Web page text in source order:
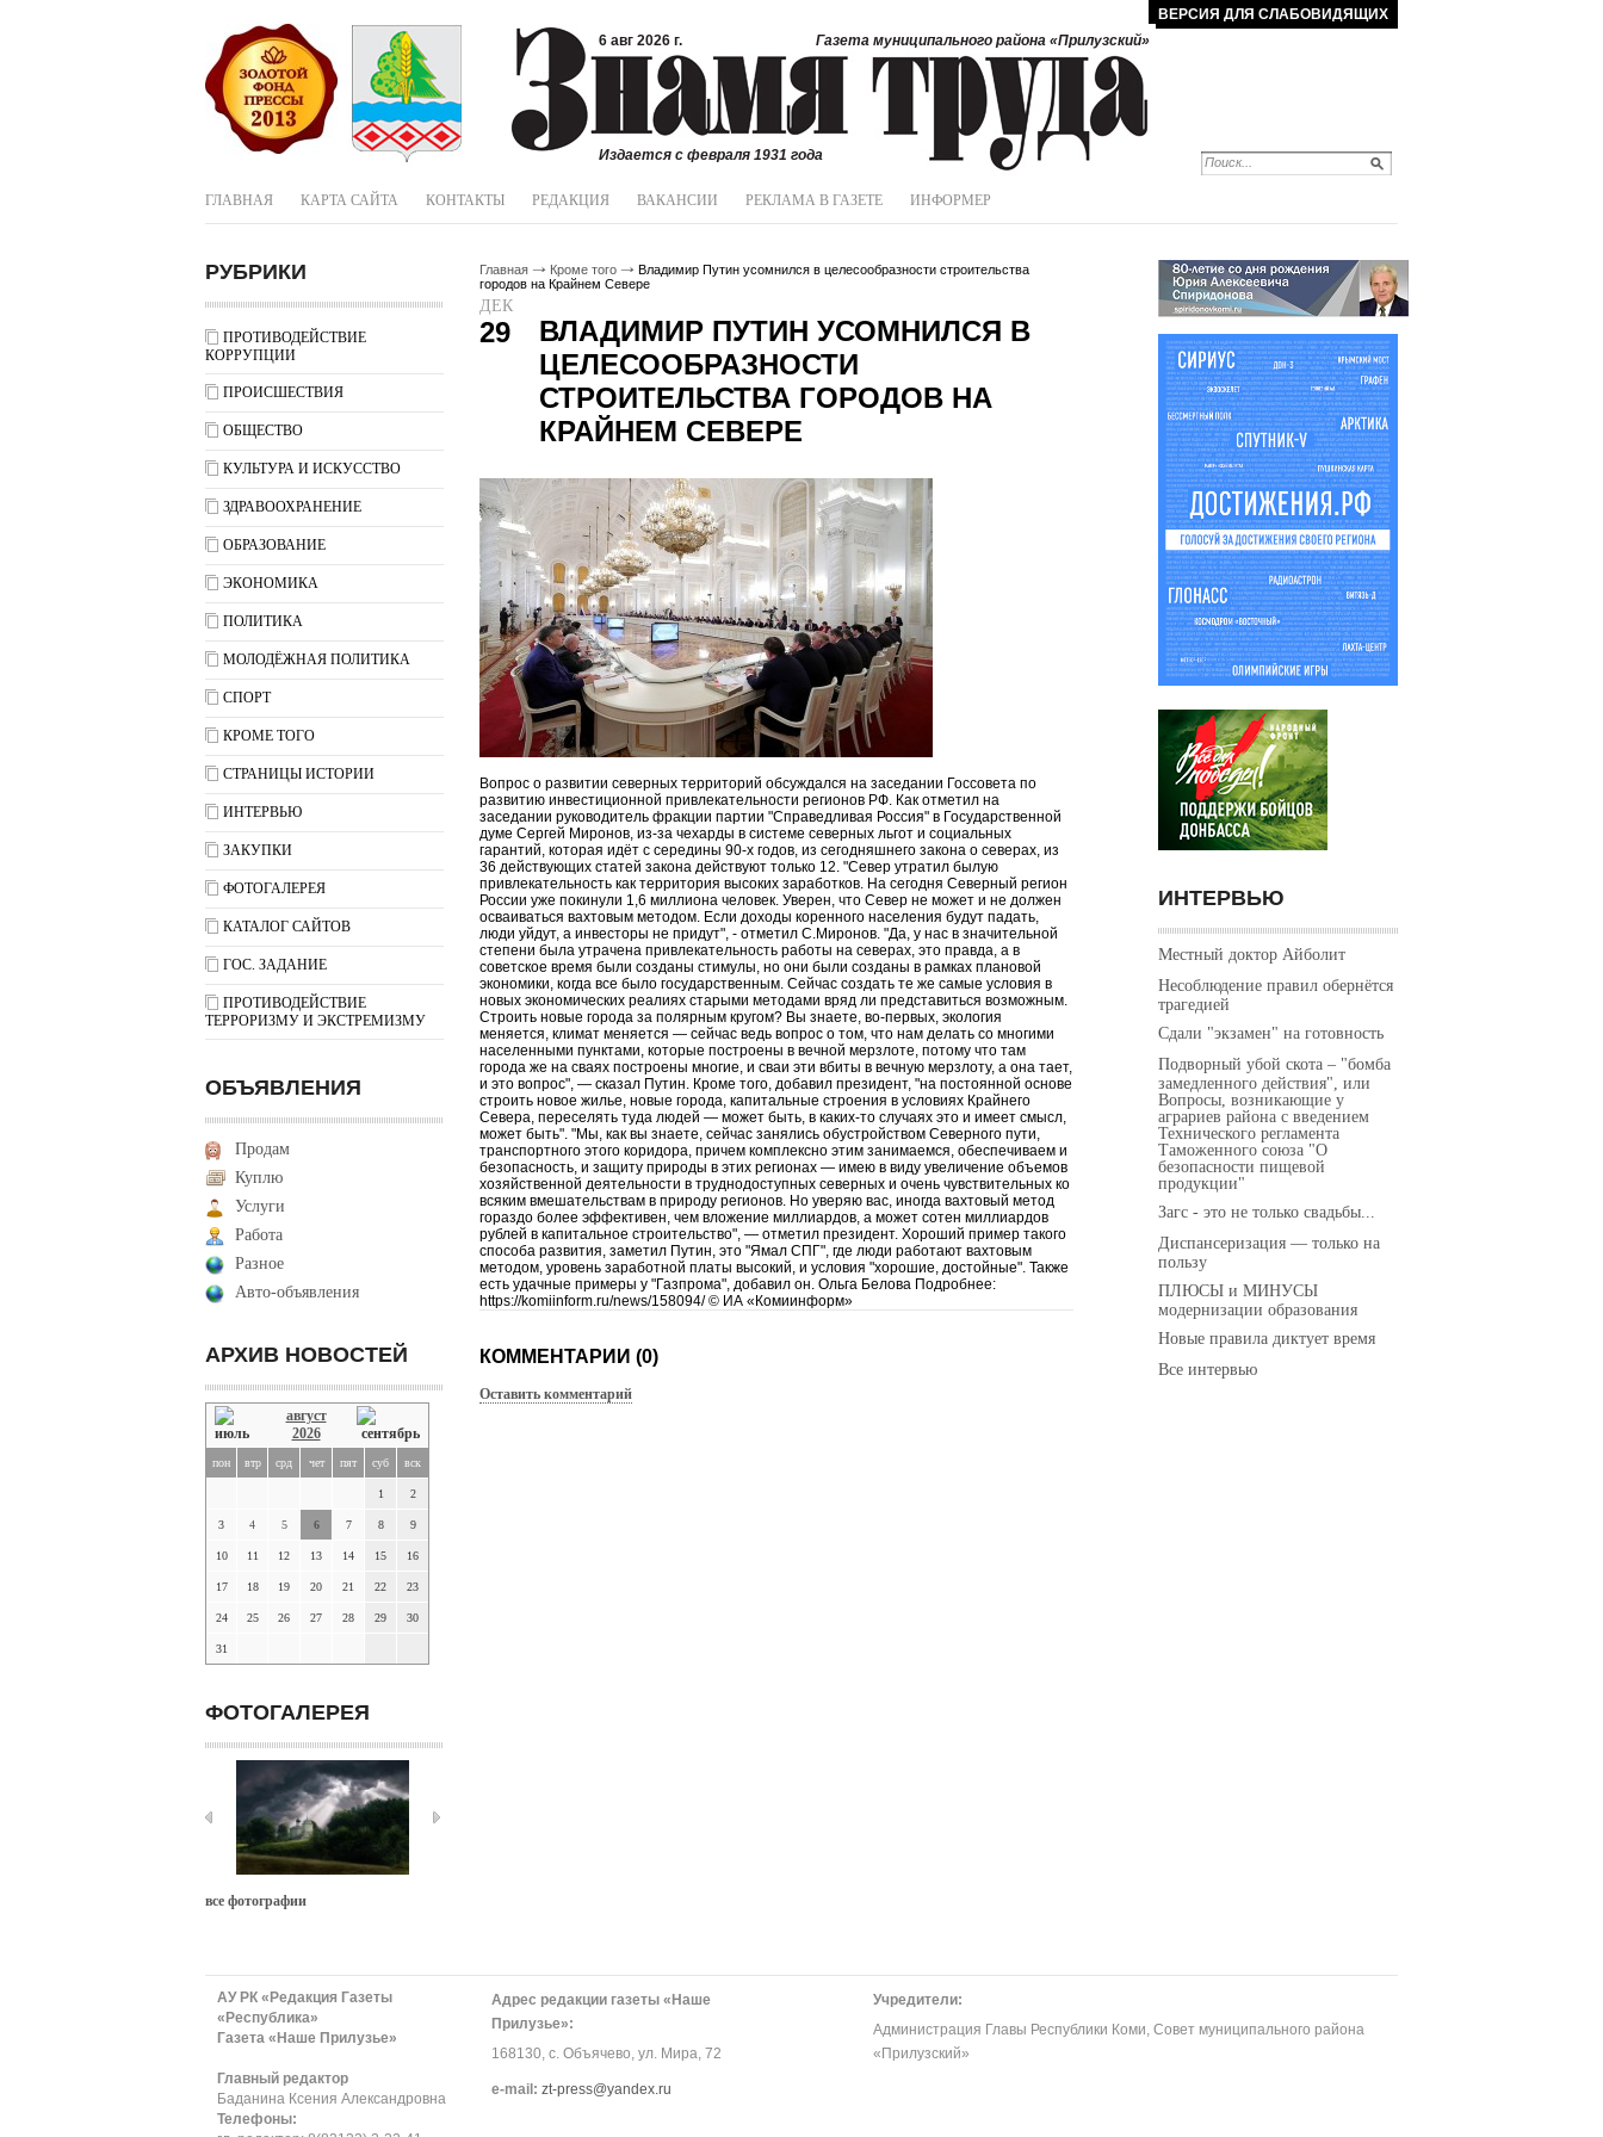
ВЕРСИЯ ДЛЯ СЛАБОВИДЯЩИХ
6 авг 2026 г.
Газета муниципального района «Прилузский»
Издается с февраля 1931 года
ГЛАВНАЯ КАРТА САЙТА КОНТАКТЫ РЕДАКЦИЯ ВАКАНСИИ РЕКЛАМА В ГАЗЕТЕ ИНФОРМЕР
РУБРИКИ
ПРОТИВОДЕЙСТВИЕ
КОРРУПЦИИ
ПРОИСШЕСТВИЯ
ОБЩЕСТВО
КУЛЬТУРА И ИСКУССТВО
ЗДРАВООХРАНЕНИЕ
ОБРАЗОВАНИЕ
ЭКОНОМИКА
ПОЛИТИКА
МОЛОДЁЖНАЯ ПОЛИТИКА
СПОРТ
КРОМЕ ТОГО
СТРАНИЦЫ ИСТОРИИ
ИНТЕРВЬЮ
ЗАКУПКИ
ФОТОГАЛЕРЕЯ
КАТАЛОГ САЙТОВ
ГОС. ЗАДАНИЕ
ПРОТИВОДЕЙСТВИЕ
ТЕРРОРИЗМУ И ЭКСТРЕМИЗМУ
ОБЪЯВЛЕНИЯ
Продам
Куплю
Услуги
Работа
Разное
Авто-объявления
АРХИВ НОВОСТЕЙ
август
2026
пон втр срд чет пят суб вск
1 2
3 4 5 6 7 8 9
10 11 12 13 14 15 16
17 18 19 20 21 22 23
24 25 26 27 28 29 30
31
ФОТОГАЛЕРЕЯ
все фотографии
Главная Кроме того
Владимир Путин усомнился в целесообразности строительства
городов на Крайнем Севере
ДЕК
29
ВЛАДИМИР ПУТИН УСОМНИЛСЯ В
ЦЕЛЕСООБРАЗНОСТИ
СТРОИТЕЛЬСТВА ГОРОДОВ НА
КРАЙНЕМ СЕВЕРЕ
Вопрос о развитии северных территорий обсуждался на заседании Госсовета по
развитию инвестиционной привлекательности регионов РФ. Как отметил на
заседании руководитель фракции партии "Справедливая Россия" в Государственной
думе Сергей Миронов, из-за чехарды в системе северных льгот и социальных
гарантий, которая идёт с середины 90-х годов, из сегодняшнего закона о северах, из
36 действующих статей закона действуют только 12. "Север утратил былую
привлекательность как территория высоких заработков. На сегодня Северный регион
России уже покинули 1,6 миллиона человек. Уверен, что Север не может и не должен
осваиваться вахтовым методом. Если доходы коренного населения будут падать,
люди уйдут, а инвесторы не придут", - отметил С.Миронов. "Да, у нас в значительной
степени была утрачена привлекательность работы на северах, это правда, а в
советское время были созданы стимулы, но они были созданы в рамках плановой
экономики, когда все было государственным. Сейчас создать те же самые условия в
новых экономических реалиях старыми методами вряд ли представиться возможным.
Строить новые города за полярным кругом? Вы знаете, во-первых, экология
меняется, климат меняется — сейчас ведь вопрос о том, что нам делать со многими
населенными пунктами, которые построены в вечной мерзлоте, потому что там
города же на сваях построены многие, и сваи эти вбиты в вечную мерзлоту, а она тает,
и это вопрос", — сказал Путин. Кроме того, добавил президент, "на постоянной основе
строить новое жилье, новые города, капитальные строения в условиях Крайнего
Севера, переселять туда людей — может быть, в каких-то случаях это и имеет смысл,
может быть". "Мы, как вы знаете, сейчас занялись обустройством Северного пути,
транспортного этого коридора, причем комплексно этим занимаемся, обеспечиваем и
безопасность, и защиту природы в этих регионах — имею в виду увеличение объемов
хозяйственной деятельности в труднодоступных северных и очень чувствительных ко
всяким вмешательствам в природу регионов. Но уверяю вас, иногда вахтовый метод
гораздо более эффективен, чем вложение миллиардов, а может сотен миллиардов
рублей в капитальное строительство", — отметил президент. Хороший пример такого
способа развития, заметил Путин, это "Ямал СПГ", где люди работают вахтовым
методом, уровень заработной платы высокий, и условия "хорошие, достойные". Также
есть удачные примеры у "Газпрома", добавил он. Ольга Белова Подробнее:
https://komiinform.ru/news/158094/ © ИА «Комиинформ»
КОММЕНТАРИИ (0)
Оставить комментарий
ИНТЕРВЬЮ
Местный доктор Айболит
Несоблюдение правил обернётся
трагедией
Сдали "экзамен" на готовность
Подворный убой скота – "бомба
замедленного действия", или
Вопросы, возникающие у
аграриев района с введением
Технического регламента
Таможенного союза "О
безопасности пищевой
продукции"
Загс - это не только свадьбы...
Диспансеризация — только на
пользу
ПЛЮСЫ и МИНУСЫ
модернизации образования
Новые правила диктует время
Все интервью
АУ РК «Редакция Газеты
«Республика»
Газета «Наше Прилузье»
Главный редактор
Баданина Ксения Александровна
Телефоны:
Адрес редакции газеты «Наше
Прилузье»:
168130, с. Объячево, ул. Мира, 72
е-mail: zt-press@yandex.ru
Учредители:
Администрация Главы Республики Коми, Совет муниципального района
«Прилузский»